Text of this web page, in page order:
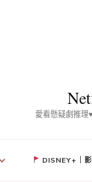
愛看懸疑劇推理
DISNEY+｜